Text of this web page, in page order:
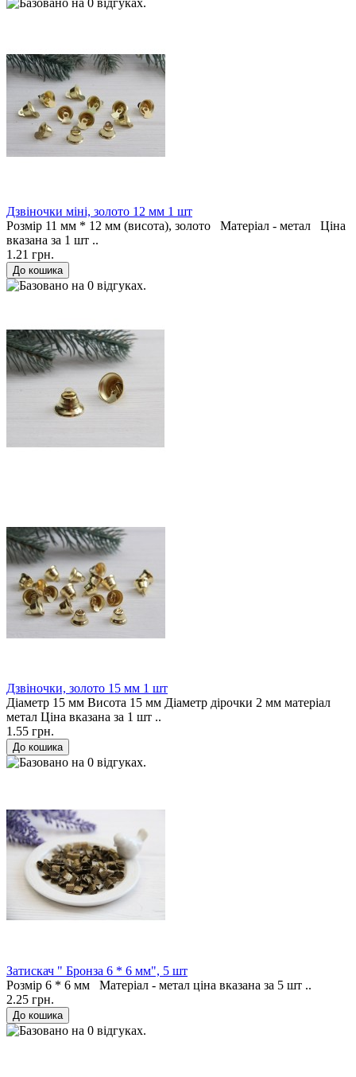
Дзвіночки міні, золото 12 мм 1 шт
Розмір 11 мм * 12 мм (висота), золото Матеріал - метал Ціна
вказана за 1 шт ..
1.21 грн.
Дзвіночки, золото 15 мм 1 шт
Діаметр 15 мм Висота 15 мм Діаметр дірочки 2 мм матеріал
метал Ціна вказана за 1 шт ..
1.55 грн.
Затискач " Бронза 6 * 6 мм", 5 шт
Розмір 6 * 6 мм Матеріал - метал ціна вказана за 5 шт ..
2.25 грн.